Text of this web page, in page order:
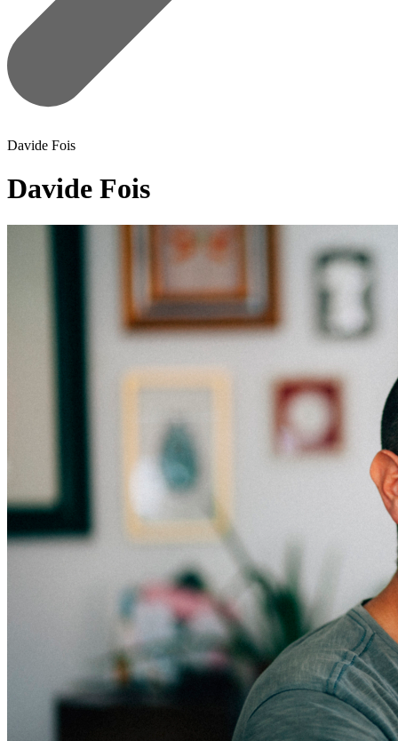
Davide Fois
Davide Fois